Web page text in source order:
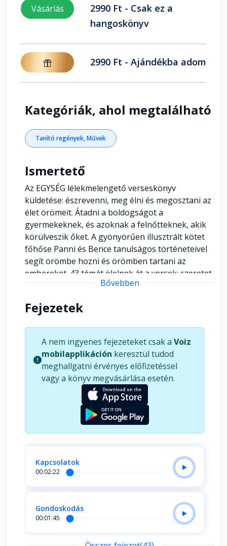
Vásárlás
2990 Ft - Csak ez a
hangoskönyv
2990 Ft - Ajándékba adom
Kategóriák, ahol megtalálható
Tanító regények, Művek
Ismertető
Az EGYSÉG lélekmelengető verseskönyv
küldetése: észrevenni, meg élni és megosztani az
élet örömeit. Átadni a boldogságot a
gyermekeknek, és azoknak a felnőtteknek, akik
körülveszik őket. A gyönyörűen illusztrált kötet
főhőse Panni és Bence tanulságos történeteivel
segít örömbe hozni és örömben tartani az
embereket. 43 témát ölelnek át a versek: szeretet,
béke, megosztás, felelősségvállalás, hála,
Bővebben
Fejezetek
A nem ingyenes fejezeteket csak a Voiz
mobilapplikáción keresztül tudod
meghallgatni érvényes előfizetéssel
vagy a könyv megvásárlása esetén.
Kapcsolatok
00:02:22
Gondoskodás
00:01:45